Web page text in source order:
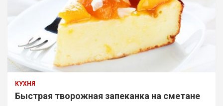
КУХНЯ
Быстрая творожная запеканка на сметане